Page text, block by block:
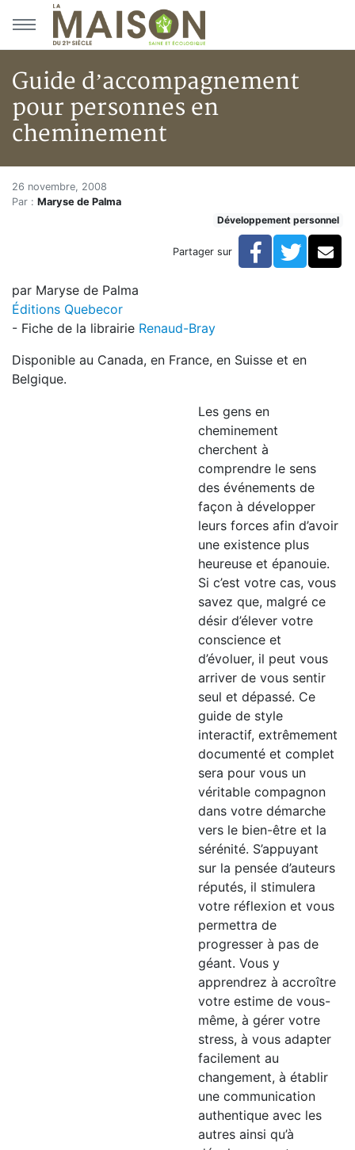
Aller au menu principal
Aller au contenu principal
Guide d’accompagnement
pour personnes en
cheminement
Accueil
Articles
Guide d’accompagnement pour personnes en
Guide d’accompagnement
26 novembre, 2008
Par : Maryse de Palma
Développement personnel
Partager sur Facebook
par Maryse de Palma
Éditions Quebecor
- Fiche de la librairie Renaud-Bray
Disponible au Canada, en France, en Suisse et en
Belgique.
Les gens en
cheminement
cherchent à
comprendre le sens
des événements de
façon à développer
leurs forces afin d’avoir
une existence plus
heureuse et épanouie.
Si c’est votre cas, vous
savez que, malgré ce
désir d’élever votre
conscience et
d’évoluer, il peut vous
arriver de vous sentir
seul et dépassé. Ce
guide de style
interactif, extrêmement
documenté et complet
sera pour vous un
véritable compagnon
dans votre démarche
vers le bien-être et la
sérénité. S’appuyant
sur la pensée d’auteurs
réputés, il stimulera
votre réflexion et vous
permettra de
progresser à pas de
géant. Vous y
apprendrez à accroître
votre estime de vous-
même, à gérer votre
stress, à vous adapter
facilement au
changement, à établir
une communication
authentique avec les
autres ainsi qu’à